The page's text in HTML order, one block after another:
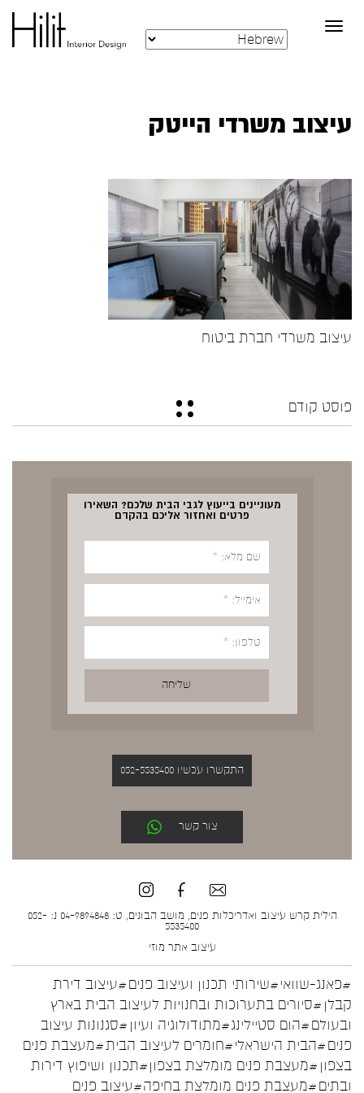
Toggle
navigation
עיצוב משרדי הייטק
עיצוב משרדי חברת ביטוח
פוסט קודם
מעוניינים בייעוץ לגבי הבית שלכם? השאירו
פרטים ואחזור אליכם בהקדם
התקשרו עכשיו 052-5535400
צור קשר
הילית קרש עיצוב ואדריכלות פנים, מושב הבונים, ט: 04-9894848 נ: 052-
5535400
עיצוב אתר מוזי
#פאנג-שוואי#שירותי תכנון ועיצוב פנים#עיצוב דירת
קבלן #סיורים בתערוכות ובחנויות לעיצוב הבית בארץ
ובעולם#הום סטיילינג#מתודולוגיה ועיון #סגנונות עיצוב
פנים#הבית הישראלי#חומרים לעיצוב הבית#מעצבת פנים
בצפון #מעצבת פנים מומלצת בצפון#תכנון ושיפוץ דירות
ובתים#מעצבת פנים מומלצת בחיפה#עיצוב פנים